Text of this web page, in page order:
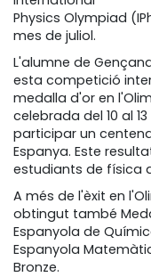
Physics Olympiad
mes de juliol.
L'alumne de
esta competició
medalla d'or en
celebrada del 10 al
participar un
Espanya. Este
estudiants de física
A més de l'èxit en
obtingut també
Espanyola de
Espanyola
Bronze.